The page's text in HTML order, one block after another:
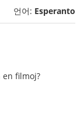
언어: Esperanto
en filmoj?